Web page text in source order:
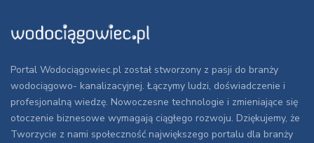
Portal Wodociągowiec.pl został stworzony z pasji do branży
wodociągowo- kanalizacyjnej. Łączymy ludzi, doświadczenie i
profesjonalną wiedzę. Nowoczesne technologie i zmieniające się
otoczenie biznesowe wymagają ciągłego rozwoju. Dziękujemy, że
Tworzycie z nami społeczność największego portalu dla branży